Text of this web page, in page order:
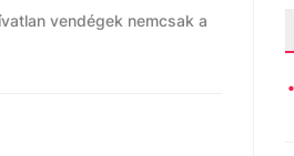
vendégek nemcsak a